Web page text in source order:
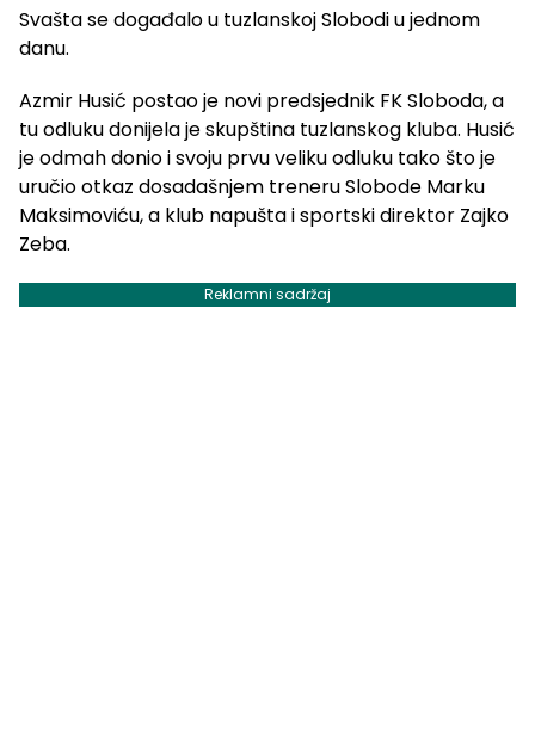
Svašta se događalo u tuzlanskoj Slobodi u jednom
danu.
Azmir Husić postao je novi predsjednik FK Sloboda, a
tu odluku donijela je skupština tuzlanskog kluba. Husić
je odmah donio i svoju prvu veliku odluku tako što je
uručio otkaz dosadašnjem treneru Slobode Marku
Maksimoviću, a klub napušta i sportski direktor Zajko
Zeba.
Reklamni sadržaj